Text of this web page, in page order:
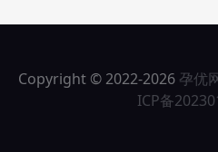
Copyright © 2022-2026 孕优
ICP备